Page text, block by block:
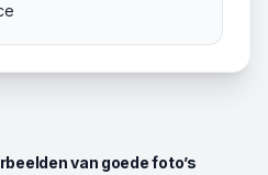
van goede foto’s